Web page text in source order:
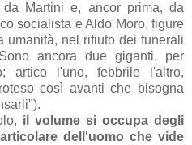
Martini e, ancor prima, da
socialista e Aldo Moro, figure
umanità, nel rifiuto dei funerali
Sono ancora due giganti, per
artico l'uno, febbrile l'altro,
così avanti che bisogna
il volume si occupa degli
dell'uomo che vide